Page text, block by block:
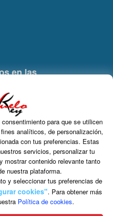
en las
a
Facebook
de
C.I.C.M.A. n° 960 CIF: B-82748864
Hoja Registral 264927.
Rivas VaciaMadrid 28521 Madrid
para que se utilicen
analíticos, de personalización,
con tus preferencias. Estas
servicios, personalizar tu
mostrar contenido relevante tanto
nuestra plataforma.
y seleccionar tus preferencias de
cookies". Para obtener más
Política de cookies.